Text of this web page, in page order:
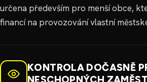
určena především pro menší obce,
financí na provozování vlastní
KONTROLA DOČASNĚ
NESCHOPNÝCH